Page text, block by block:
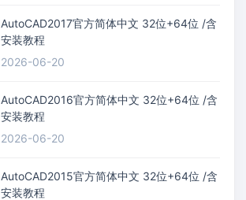
AutoCAD2017官方简体中文 32位+64位 /含
安装教程
2026-06-20
AutoCAD2016官方简体中文 32位+64位 /含
安装教程
2026-06-20
AutoCAD2015官方简体中文 32位+64位 /含
安装教程